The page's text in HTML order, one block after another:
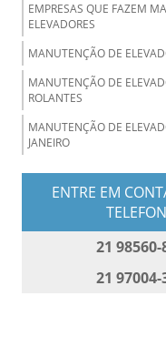
EMPRESAS QUE FAZEM
ELEVADORES
MANUTENÇÃO DE
MANUTENÇÃO DE
ROLANTES
MANUTENÇÃO DE
JANEIRO
MANUTENÇÃO DE
MANUTENÇÃO DE
MANUTENÇÃO DE ESCADA
MANUTENÇÃO E
ENTRE EM
21 98560-
21 97004-